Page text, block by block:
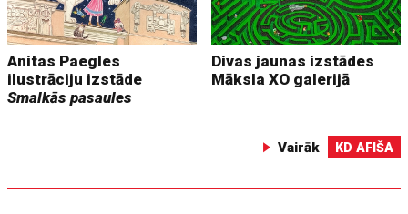
Anitas Paegles
ilustrāciju izstāde
Smalkās pasaules
Divas jaunas izstādes
Māksla XO galerijā
Vairāk KD AFIŠA